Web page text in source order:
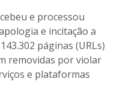
e processou
e incitação a
páginas (URLs)
removidas por violar
e plataformas